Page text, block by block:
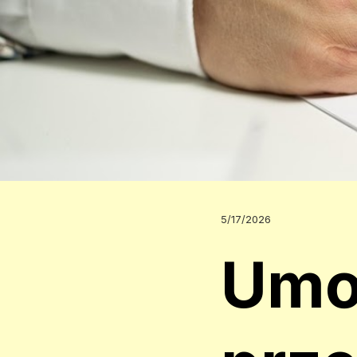
5/17/2026